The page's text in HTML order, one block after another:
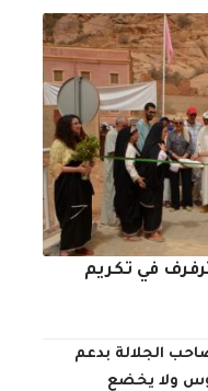
في تكريم
الجلالة بدعم
ولا يخضع